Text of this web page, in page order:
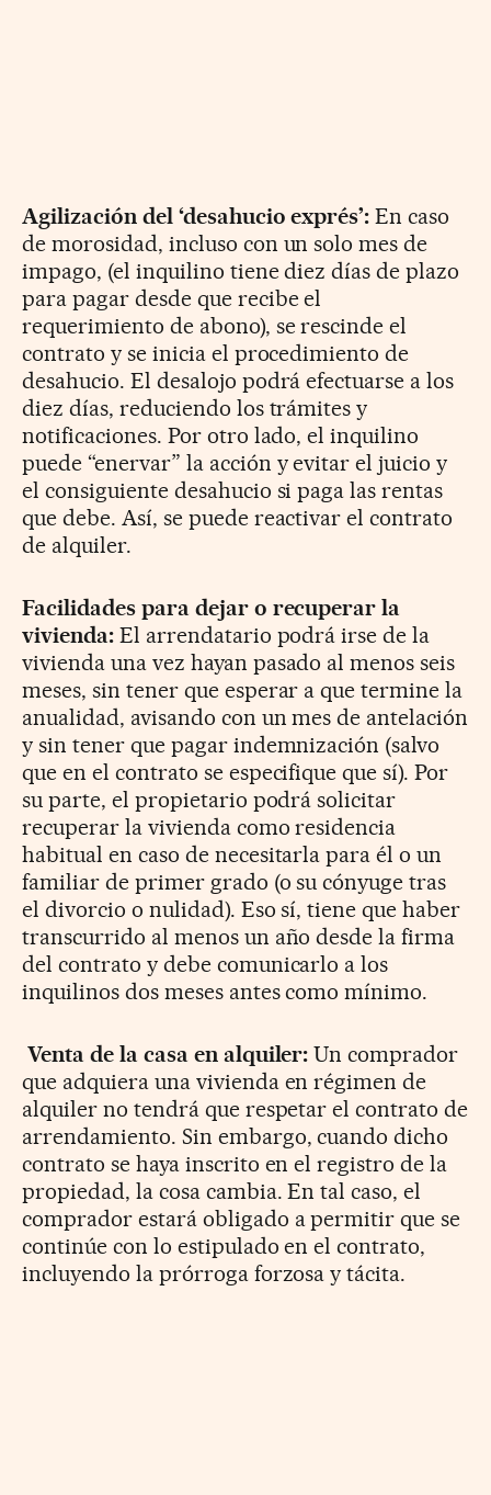
Agilización del ‘desahucio exprés’:En caso
de morosidad, incluso con un solo mes de
impago, (el inquilino tiene diez días de plazo
para pagar desde que recibe el
requerimiento de abono), se rescinde el
contrato y se inicia el procedimiento de
desahucio. El desalojo podrá efectuarse a los
diez días, reduciendo los trámites y
notificaciones. Por otro lado, el inquilino
puede “enervar” la acción y evitar el juicio y
el consiguiente desahucio si paga las rentas
que debe. Así, se puede reactivar el contrato
de alquiler.
Facilidades para dejar o recuperar la
vivienda: El arrendatario podrá irse de la
vivienda una vez hayan pasado al menos seis
meses, sin tener que esperar a que termine la
anualidad, avisando con un mes de antelación
y sin tener que pagar indemnización (salvo
que en el contrato se especifique que sí). Por
su parte, el propietario podrá solicitar
recuperar la vivienda como residencia
habitual en caso de necesitarla para él o un
familiar de primer grado (o su cónyuge tras
el divorcio o nulidad). Eso sí, tiene que haber
transcurrido al menos un año desde la firma
del contrato y debe comunicarlo a los
inquilinos dos meses antes como mínimo.
Venta de la casa en alquiler:Un comprador
que adquiera una vivienda en régimen de
alquiler no tendrá que respetar el contrato de
arrendamiento. Sin embargo, cuando dicho
contrato se haya inscrito en el registro de la
propiedad, la cosa cambia. En tal caso, el
comprador estará obligado a permitir que se
continúe con lo estipulado en el contrato,
incluyendo la prórroga forzosa y tácita.